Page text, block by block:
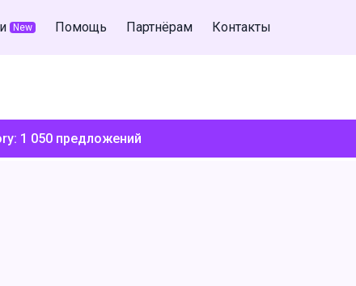
New Помощь Партнёрам Контакты
1 050 предложений